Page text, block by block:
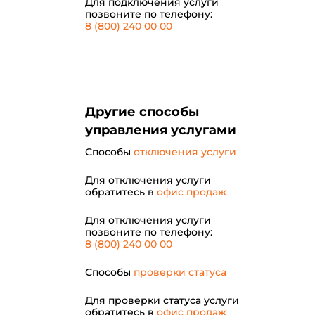
позвоните по телефону:
8 (800) 240 00 00
Другие способы
управления услугами
Способы отключения услуги
Для отключения услуги
обратитесь в офис продаж
Для отключения услуги
позвоните по телефону:
8 (800) 240 00 00
Способы проверки статуса
Для проверки статуса услуги
обратитесь в офис продаж